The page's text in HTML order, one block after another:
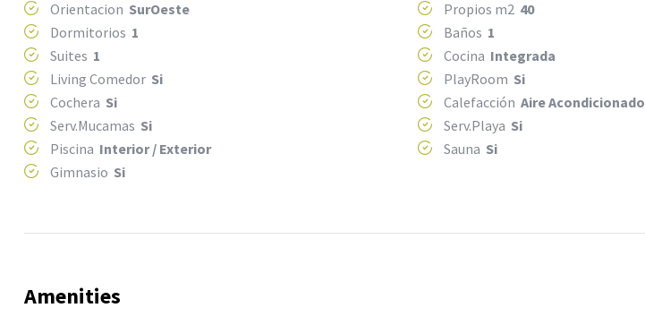
Orientacion SurOeste Propios m2 40
Dormitorios 1 Baños 1
Suites 1 Cocina Integrada
Living Comedor Si PlayRoom Si
Cochera Si Calefacción Aire Acondicionado
Serv.Mucamas Si Serv.Playa Si
Piscina Interior / Exterior Sauna Si
Gimnasio Si
Amenities